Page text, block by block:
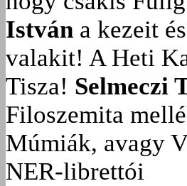
István a kezeit
valakit! A Heti
Tisza! Selmeczi
Filoszemita
Múmiák, avagy
NER-librettói